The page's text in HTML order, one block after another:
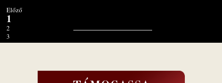
Előző
1
2
3
4